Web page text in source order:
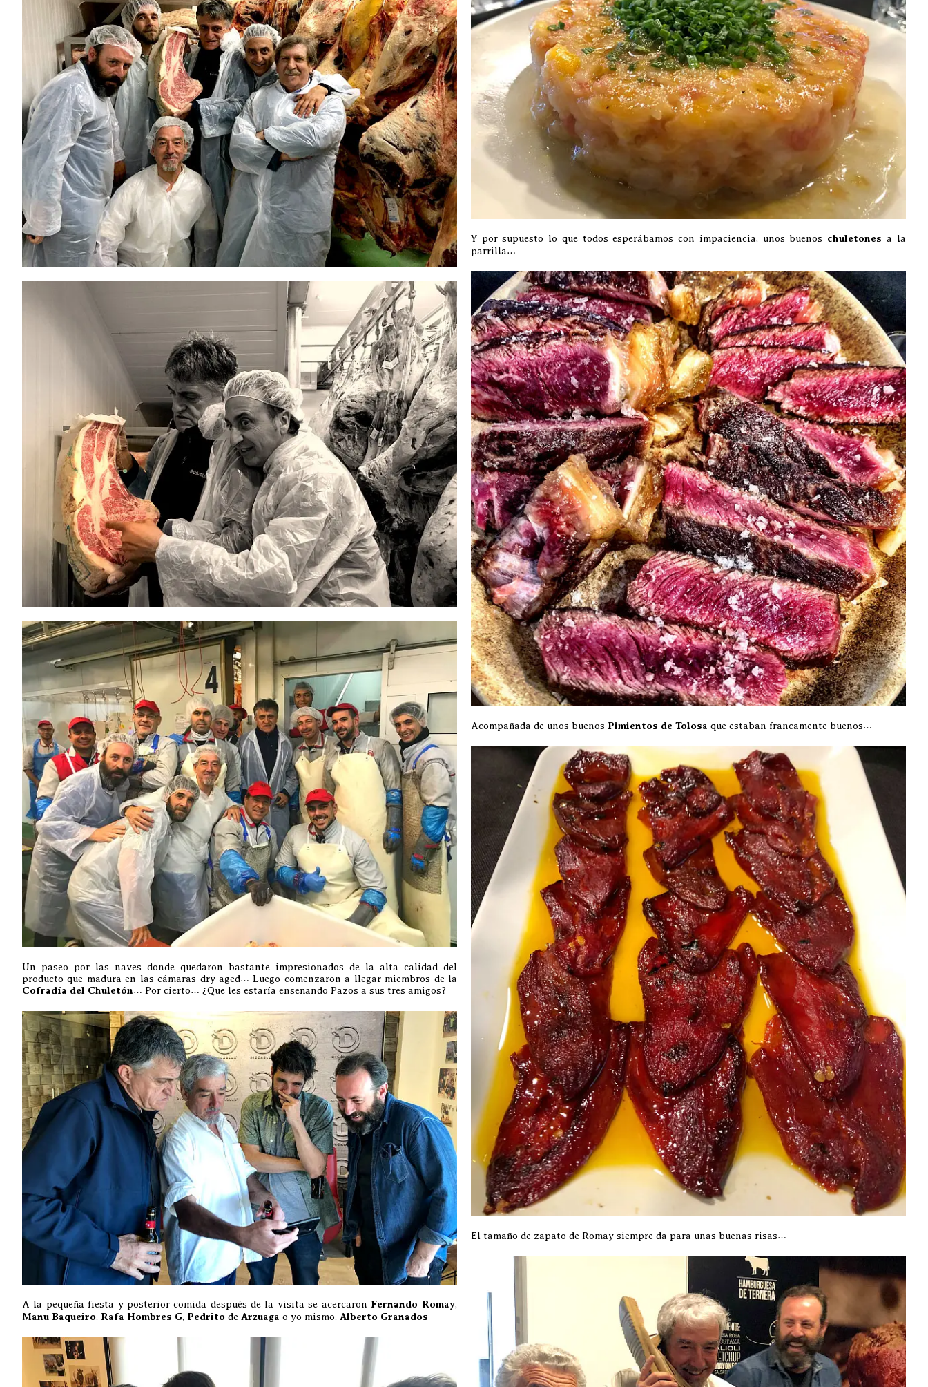
Un paseo por las naves donde quedaron bastante impresionados de la alta calidad del
producto que madura en las cámaras dry aged… Luego comenzaron a llegar miembros de la
Cofradía del Chuletón… Por cierto… ¿Que les estaría enseñando Pazos a sus tres amigos?
A la pequeña fiesta y posterior comida después de la visita se acercaron Fernando Romay,
Manu Baqueiro, Rafa Hombres G, Pedrito de Arzuaga o yo mismo, Alberto Granados
Y por supuesto lo que todos esperábamos con impaciencia, unos buenos chuletones a la
parrilla…
Acompañada de unos buenos Pimientos de Tolosa que estaban francamente buenos…
El tamaño de zapato de Romay siempre da para unas buenas risas…